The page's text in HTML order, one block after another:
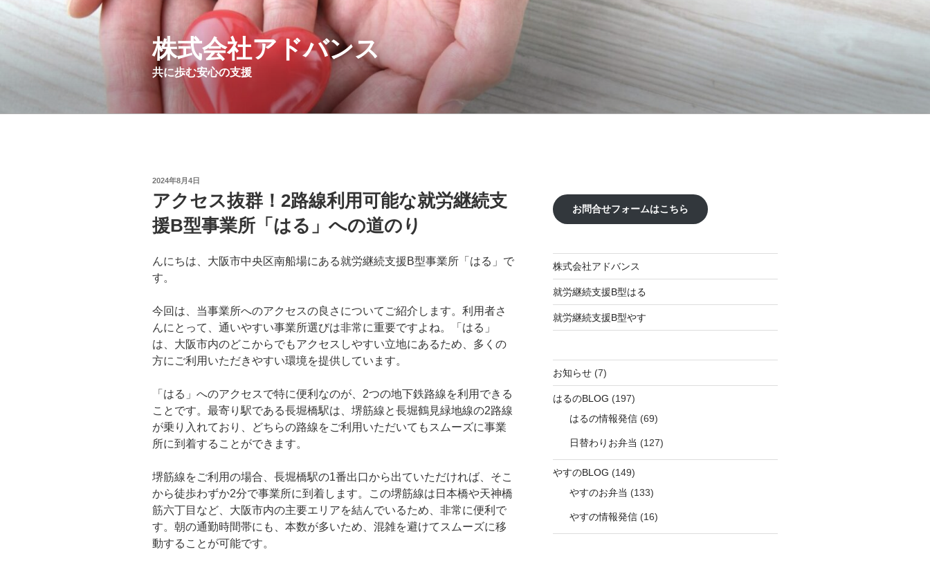
株式会社アドバンス
共に歩む安心の支援
投
日:
2024年8月4日
アクセス抜群！2路線利用可能な就労継続支
援B型事業所「はる」への道のり
んにちは、大阪市中央区南船場にある就労継続支援B型事業所「はる」で
す。
今回は、当事業所へのアクセスの良さについてご紹介します。利用者さ
んにとって、通いやすい事業所選びは非常に重要ですよね。「はる」
は、大阪市内のどこからでもアクセスしやすい立地にあるため、多くの
方にご利用いただきやすい環境を提供しています。
「はる」へのアクセスで特に便利なのが、2つの地下鉄路線を利用できる
ことです。最寄り駅である長堀橋駅は、堺筋線と長堀鶴見緑地線の2路線
が乗り入れており、どちらの路線をご利用いただいてもスムーズに事業
所に到着することができます。
堺筋線をご利用の場合、長堀橋駅の1番出口から出ていただければ、そこ
から徒歩わずか2分で事業所に到着します。この堺筋線は日本橋や天神橋
筋六丁目など、大阪市内の主要エリアを結んでいるため、非常に便利で
す。朝の通勤時間帯にも、本数が多いため、混雑を避けてスムーズに移
動することが可能です。
お問合せフォームはこちら
株式会社アドバンス
就労継続支援B型はる
就労継続支援B型やす
お知らせ(7)
はるのBLOG (197)
はるの情報発信(69)
日替わりお弁当 (127)
やすのBLOG (149)
やすのお弁当 (133)
やすの情報発信(16)